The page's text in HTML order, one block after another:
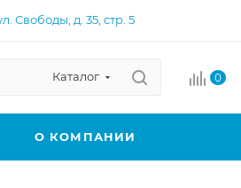
Свободы, д. 35, стр. 5
Каталог 0
О КОМПАНИИ